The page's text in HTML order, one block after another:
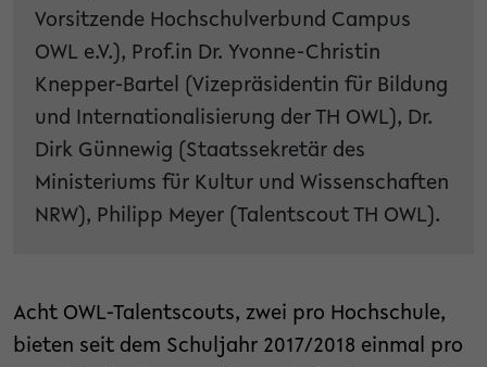
Vorsitzende Hochschulverbund Campus
OWL e.V.), Prof.in Dr. Yvonne-Christin
Knepper-Bartel (Vizepräsidentin für Bildung
und Internationalisierung der TH OWL), Dr.
Dirk Günnewig (Staatssekretär des
Ministeriums für Kultur und Wissenschaften
NRW), Philipp Meyer (Talentscout TH OWL).
Acht OWL-Talentscouts, zwei pro Hochschule,
bieten seit dem Schuljahr 2017/2018 einmal pro